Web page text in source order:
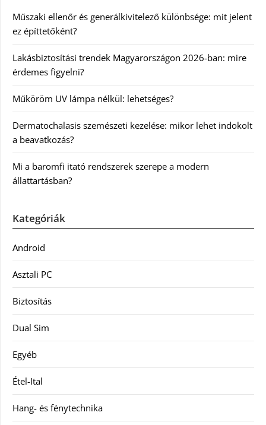
Műszaki ellenőr és generálkivitelező különbsége: mit jelent
ez építtetőként?
Lakásbiztosítási trendek Magyarországon 2026-ban: mire
érdemes figyelni?
Műköröm UV lámpa nélkül: lehetséges?
Dermatochalasis szemészeti kezelése: mikor lehet indokolt
a beavatkozás?
Mi a baromfi itató rendszerek szerepe a modern
állattartásban?
Kategóriák
Android
Asztali PC
Biztosítás
Dual Sim
Egyéb
Étel-Ital
Hang- és fénytechnika